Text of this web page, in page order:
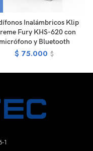
Inalámbricos Klip
Fury KHS-620 con
micrófono y Bluetooth
$ 75.000 $
1